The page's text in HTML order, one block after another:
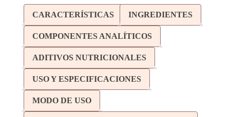
CARACTERÍSTICAS INGREDIENTES
COMPONENTES ANALÍTICOS
ADITIVOS NUTRICIONALES
USO Y ESPECIFICACIONES
MODO DE USO